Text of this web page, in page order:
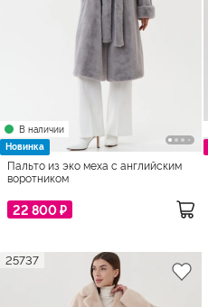
В наличии
Новинка
Пальто из эко меха с английским
воротником
22 800 ₽
25737